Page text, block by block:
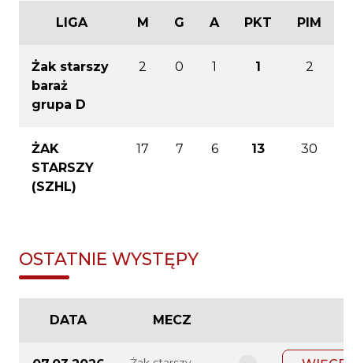
LIGA M G A PKT PIM
Żak starszy
baraż
grupa D
2 0 1 1 2
ŻAK
STARSZY
(SZHL)
17 7 6 13 30
OSTATNIE WYSTĘPY
DATA MECZ